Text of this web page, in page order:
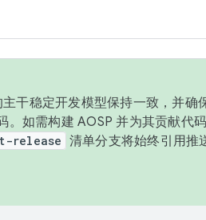
干稳定开发模型保持一致，并
。如需构建 AOSP 并为其贡献代
release 清单分支将始终引用推